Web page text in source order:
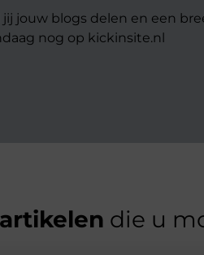
jij jouw blogs delen en een
nog op kickinsite.nl
die u